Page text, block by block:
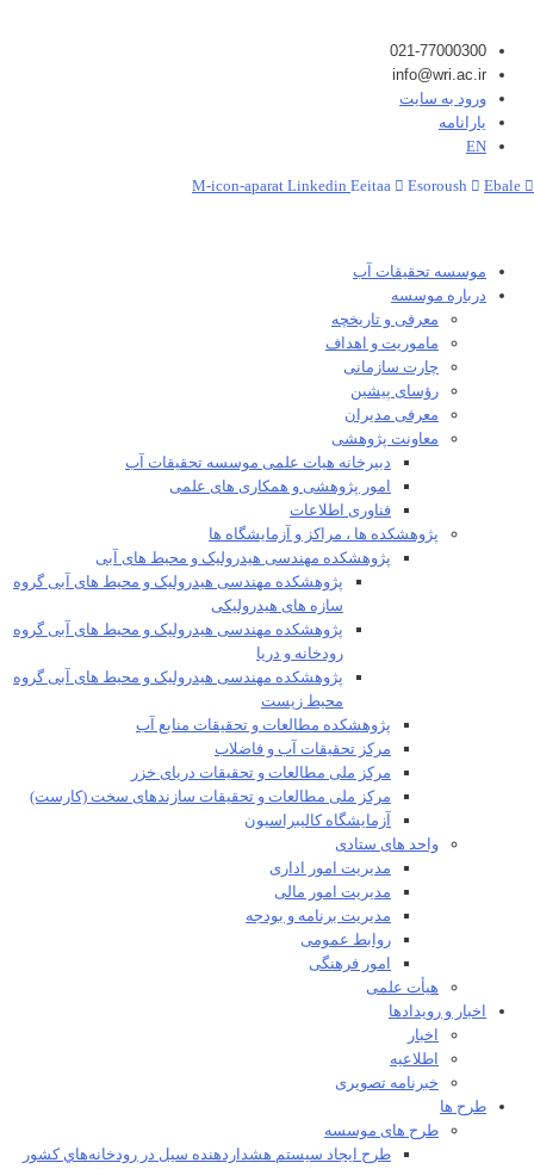
021-77000300
info@wri.ac.ir
ورود به سایت
یارانامه
EN
M-icon-aparat Linkedin Eeitaa Esoroush Ebale
موسسه تحقیقات آب
درباره موسسه
معرفی و تاریخچه
ماموریت و اهداف
چارت سازمانی
رؤسای پیشین
معرفی مدیران
معاونت پژوهشی
دبیرخانه هیات علمی موسسه تحقیقات آب
امور پژوهشی و همکاری های علمی
فناوری اطلاعات
پژوهشکده ها ، مراکز و آزمایشگاه ها
پژوهشکده مهندسی هیدرولیک و محیط های آبی
پژوهشکده مهندسی هیدرولیک و محیط های آبی گروه
سازه های هیدرولیکی
پژوهشکده مهندسی هیدرولیک و محیط های آبی گروه
رودخانه و دریا
پژوهشکده مهندسی هیدرولیک و محیط های آبی گروه
محیط زیست
پژوهشکده مطالعات و تحقیقات منابع آب
مرکز تحقیقات آب و فاضلاب
مرکز ملی مطالعات و تحقیقات دریای خزر
مرکز ملی مطالعات و تحقیقات سازندهای سخت (کارست)
آزمایشگاه کالیبراسیون
واحد های ستادی
مدیریت امور اداری
مدیریت امور مالی
مدیریت برنامه و بودجه
روابط عمومی
امور فرهنگی
هیأت علمی​
اخبار و رویدادها
اخبار
اطلاعیه
خبرنامه تصویری
طرح ها
طرح های موسسه
طرح ايجاد سيستم هشداردهنده سيل در رودخانه‌هاي كشور